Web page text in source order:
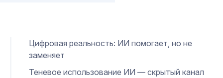
Цифровая реальность: ИИ помогает, но не
заменяет
Теневое использование ИИ — скрытый канал